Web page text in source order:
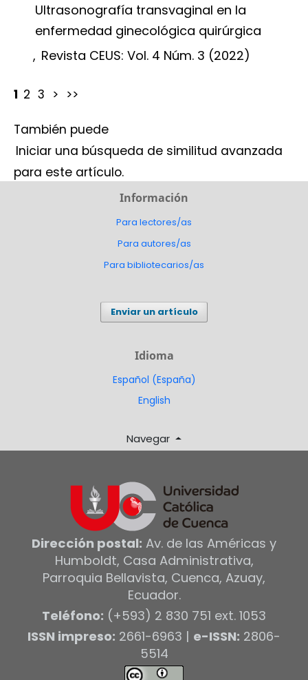
Ultrasonografía transvaginal en la
enfermedad ginecológica quirúrgica
, Revista CEUS: Vol. 4 Núm. 3 (2022)
1 2 3 > >>
También puede
Iniciar una búsqueda de similitud avanzada
para este artículo.
Información
Para lectores/as
Para autores/as
Para bibliotecarios/as
Enviar un artículo
Idioma
Español (España)
English
Navegar
Dirección postal: Av. de las Américas y
Humboldt, Casa Administrativa,
Parroquia Bellavista, Cuenca, Azuay,
Ecuador.
Teléfono: (+593) 2 830 751 ext. 1053
ISSN impreso: 2661-6963 | e-ISSN: 2806-
5514